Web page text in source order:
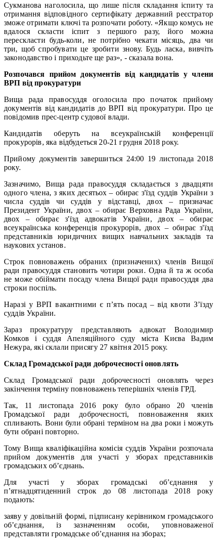
Сукманова наголосила, що лише після складання іспиту та
отримання відповідного сертифікату державний реєстратор
зможе отримати ключі та розпочати роботу. «Якщо комусь не
вдалося скласти іспит з першого разу, його можна
перескласти будь-коли, не потрібно чекати місяць, два чи
три, щоб спробувати це зробити знову. Будь ласка, вивчіть
законодавство і приходьте ще раз», - сказала вона.
Розпочався прийом документів від кандидатів у члени
ВРП від прокуратури
Вища рада правосуддя оголосила про початок прийому
документів від кандидатів до ВРП від прокуратури. Про це
повідомив прес-центр судової влади.
Кандидатів оберуть на всеукраїнській конференції
прокурорів, яка відбудеться 20-21 грудня 2018 року.
Прийому документів завершиться 24:00 19 листопада 2018
року.
Зазначимо, Вища рада правосуддя складається з двадцяти
одного члена, з яких десятьох – обирає з'їзд суддів України з
числа суддів чи суддів у відставці, двох – призначає
Президент України, двох – обирає Верховна Рада України,
двох – обирає з'їзд адвокатів України, двох – обирає
всеукраїнська конференція прокурорів, двох – обирає з'їзд
представників юридичних вищих навчальних закладів та
наукових установ.
Строк повноважень обраних (призначених) членів Вищої
ради правосуддя становить чотири роки. Одна й та ж особа
не може обіймати посаду члена Вищої ради правосуддя два
строки поспіль.
Наразі у ВРП вакантними є п’ять посад – від квоти З’їзду
суддів України.
Зараз прокуратуру представляють адвокат Володимир
Комков і суддя Апеляційного суду міста Києва Вадим
Нежура, які склали присягу 27 квітня 2015 року.
Склад Громадської ради доброчесності оновлять
Склад Громадської ради доброчесності оновлять через
закінчення терміну повноважень теперішніх членів ГРД.
Так, 11 листопада 2016 року було обрано 20 членів
Громадської ради доброчесності, повноваження яких
спливають. Вони були обрані терміном на два роки і можуть
бути обрані повторно.
Тому Вища кваліфікаційна комісія суддів України розпочала
прийом документів для участі у зборах представників
громадських об’єднань.
Для участі у зборах громадські об’єднання у
п’ятнадцятиденний строк до 08 листопада 2018 року
подають:
заяву у довільній формі, підписану керівником громадського
об’єднання, із зазначенням особи, уповноваженої
представляти громадське об’єднання на зборах;